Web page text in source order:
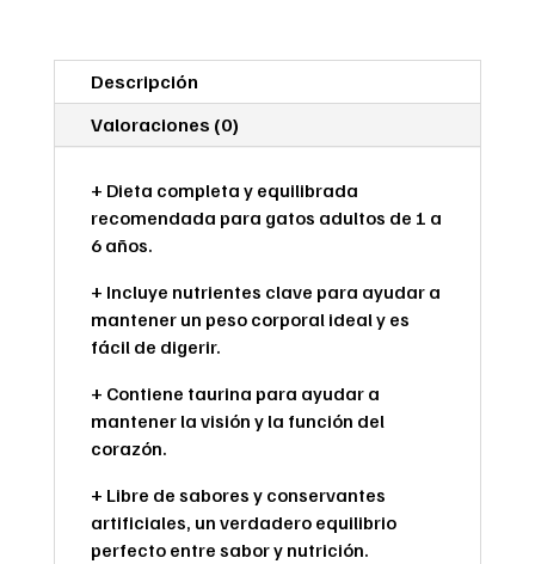
Descripción
Valoraciones (0)
+ Dieta completa y equilibrada
recomendada para gatos adultos de 1 a
6 años.
+ Incluye nutrientes clave para ayudar a
mantener un peso corporal ideal y es
fácil de digerir.
+ Contiene taurina para ayudar a
mantener la visión y la función del
corazón.
+ Libre de sabores y conservantes
artificiales, un verdadero equilibrio
perfecto entre sabor y nutrición.